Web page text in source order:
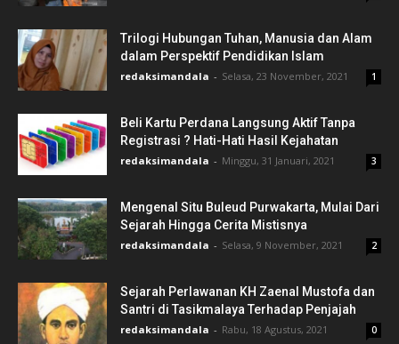
Trilogi Hubungan Tuhan, Manusia dan Alam
dalam Perspektif Pendidikan Islam
redaksimandala - Selasa, 23 November, 2021 1
Beli Kartu Perdana Langsung Aktif Tanpa
Registrasi ? Hati-Hati Hasil Kejahatan
redaksimandala - Minggu, 31 Januari, 2021 3
Mengenal Situ Buleud Purwakarta, Mulai Dari
Sejarah Hingga Cerita Mistisnya
redaksimandala - Selasa, 9 November, 2021 2
Sejarah Perlawanan KH Zaenal Mustofa dan
Santri di Tasikmalaya Terhadap Penjajah
redaksimandala - Rabu, 18 Agustus, 2021 0